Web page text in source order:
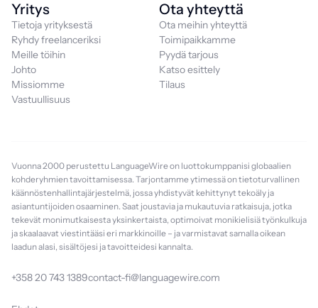
Yritys
Tietoja yrityksestä
Ryhdy freelanceriksi
Meille töihin
Johto
Missiomme
Vastuullisuus
Ota yhteyttä
Ota meihin yhteyttä
Toimipaikkamme
Pyydä tarjous
Katso esittely
Tilaus
Vuonna 2000 perustettu LanguageWire on luottokumppanisi globaalien
kohderyhmien tavoittamisessa. Tarjontamme ytimessä on tietoturvallinen
käännöstenhallintajärjestelmä, jossa yhdistyvät kehittynyt tekoäly ja
asiantuntijoiden osaaminen. Saat joustavia ja mukautuvia ratkaisuja, jotka
tekevät monimutkaisesta yksinkertaista, optimoivat monikielisiä työnkulkuja
ja skaalaavat viestintääsi eri markkinoille – ja varmistavat samalla oikean
laadun alasi, sisältöjesi ja tavoitteidesi kannalta.
+358 20 743 1389contact-fi@languagewire.com